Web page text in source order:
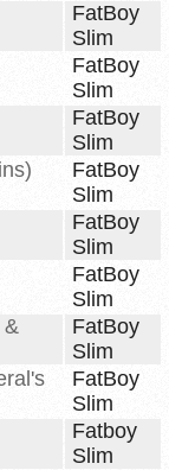
FatBoy
Slim
FatBoy
Slim
FatBoy
Slim
FatBoy
Slim
FatBoy
Slim
FatBoy
Slim
&
FatBoy
Slim
FatBoy
Slim
Fatboy
Slim